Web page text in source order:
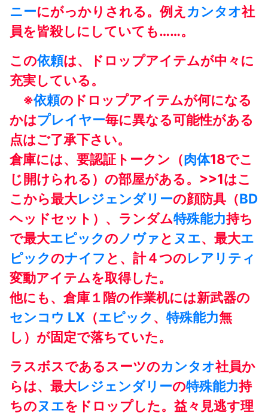
ニーにがっかりされる。例え カンタオ社
員を皆殺しにしていても……。
この依頼は、ドロップアイテムが中々に
充実している。
※依頼のドロップアイテムが何になる
かはプレイヤー毎に異なる可能性がある
点はご了承下さい。
倉庫には、要認証トークン（肉体18でこ
じ開けられる）の部屋がある。>>1はこ
こから最大レジェンダリーの顔防具（BD
ヘッドセット）、ランダム特殊能力持ち
で最大エピックのノヴァと ヌエ、最大エ
ピックのナイフと、計４つのレアリティ
変動アイテムを取得した。
他にも、倉庫１階の作業机には新武器の
センコウ LX （エピック 、 特殊能力無
し）が固定で落ちていた。
ラスボスであるスーツのカンタオ社員か
らは、最大レジェンダリーの特殊能力持
ちのヌエをドロップした。益々見逃す理